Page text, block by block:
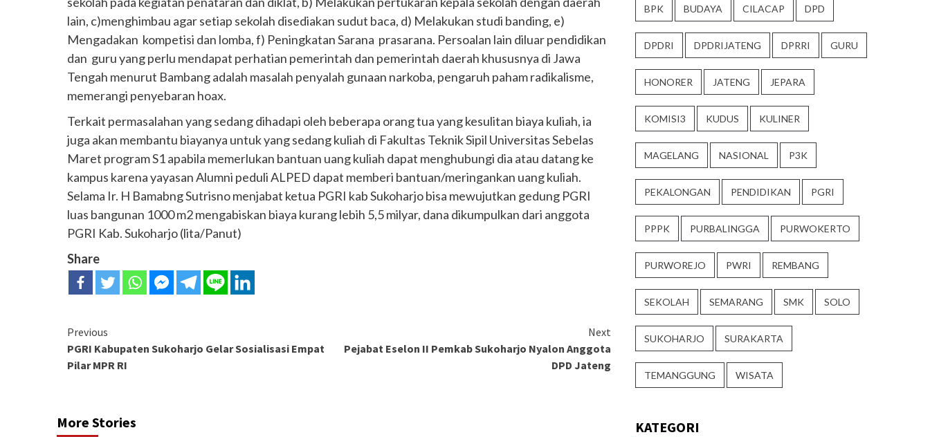
lain, c)menghimbau agar setiap sekolah disediakan sudut baca, d) Melakukan studi banding, e)
Mengadakan kompetisi dan lomba, f) Peningkatan Sarana prasarana. Persoalan lain diluar pendidikan
dan guru yang perlu mendapat perhatian pemerintah dan pemerintah daerah khususnya di Jawa
Tengah menurut Bambang adalah masalah penyalah gunaan narkoba, pengaruh paham radikalisme,
memerangi penyebaran hoax.
Terkait permasalahan yang sedang dihadapi oleh beberapa orang tua yang kesulitan biaya kuliah, ia
juga akan membantu biayanya untuk yang sedang kuliah di Fakultas Teknik Sipil Universitas Sebelas
Maret program S1 apabila memerlukan bantuan uang kuliah dapat menghubungi dia atau datang ke
kampus karena yayasan Alumni peduli ALPED dapat memberi bantuan/meringankan uang kuliah.
Selama Ir. H Bamabng Sutrisno menjabat ketua PGRI kab Sukoharjo bisa mewujutkan gedung PGRI
luas bangunan 1000 m2 mengabiskan biaya kurang lebih 5,5 milyar, dana dikumpulkan dari anggota
PGRI Kab. Sukoharjo (lita/Panut)
Share
Continue
Reading
Previous
PGRI Kabupaten Sukoharjo Gelar Sosialisasi Empat
Pilar MPR RI
Next
Pejabat Eselon II Pemkab Sukoharjo Nyalon Anggota
DPD Jateng
More Stories
BPK BUDAYA CILACAP DPD
DPDRI DPDRIJATENG DPRRI GURU
HONORER JATENG JEPARA
KOMISI3 KUDUS KULINER
MAGELANG NASIONAL P3K
PEKALONGAN PENDIDIKAN PGRI
PPPK PURBALINGGA PURWOKERTO
PURWOREJO PWRI REMBANG
SEKOLAH SEMARANG SMK SOLO
SUKOHARJO SURAKARTA
TEMANGGUNG WISATA
KATEGORI